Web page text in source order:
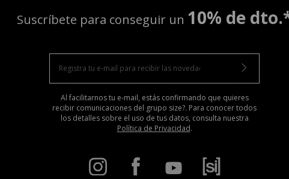
Suscríbete para conseguir un 10% de
Al facilitarnos tu e-mail, estás confirmando que quieres
recibir comunicaciones del grupo size?. Para conocer todos
los detalles sobre el uso de tus datos, consulta nuestra
Política de Privacidad.